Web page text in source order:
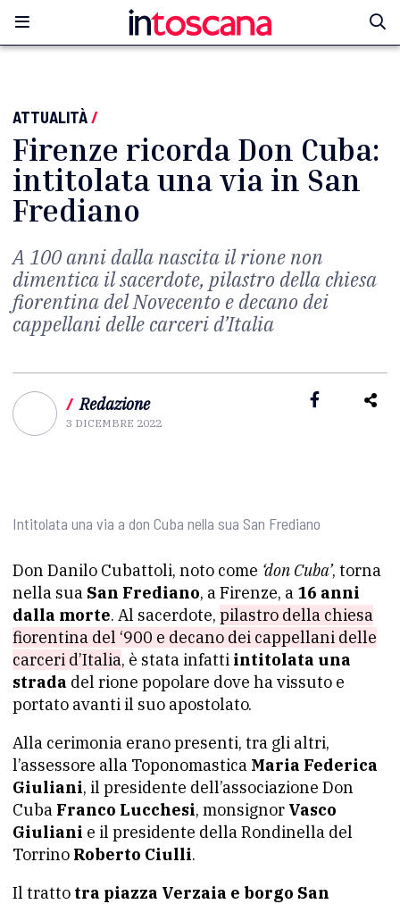
ATTUALITÀ/
Firenze ricorda Don Cuba:
intitolata una via in San
Frediano
A 100 anni dalla nascita il rione non
dimentica il sacerdote, pilastro della chiesa
fiorentina del Novecento e decano dei
cappellani delle carceri d’Italia
/ Redazione
3 DICEMBRE 2022
Intitolata una via a don Cuba nella sua San Frediano
Don Danilo Cubattoli, noto come ‘don Cuba’, torna
nella sua San Frediano, a Firenze, a 16 anni
dalla morte. Al sacerdote, pilastro della chiesa
fiorentina del ‘900 e decano dei cappellani delle
carceri d’Italia, è stata infatti intitolata una
strada del rione popolare dove ha vissuto e
portato avanti il suo apostolato.
Alla cerimonia erano presenti, tra gli altri,
l’assessore alla Toponomastica Maria Federica
Giuliani, il presidente dell’associazione Don
Cuba Franco Lucchesi, monsignor Vasco
Giuliani e il presidente della Rondinella del
Torrino Roberto Ciulli.
Il tratto tra piazza Verzaia e borgo San